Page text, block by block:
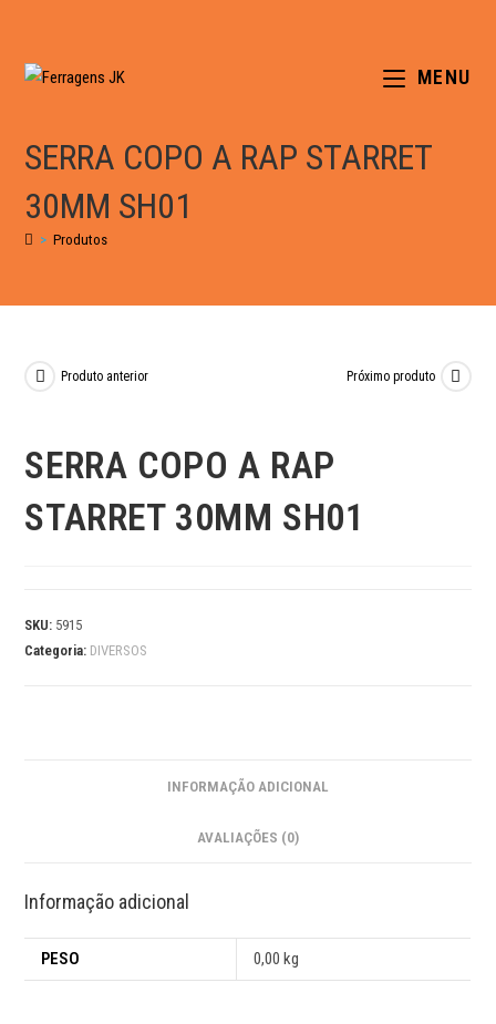
MENU
SERRA COPO A RAP STARRET
30MM SH01
> Produtos
Produto anterior Próximo produto
SERRA COPO A RAP
STARRET 30MM SH01
SKU: 5915
Categoria: DIVERSOS
INFORMAÇÃO ADICIONAL
AVALIAÇÕES (0)
Informação adicional
PESO 0,00 kg